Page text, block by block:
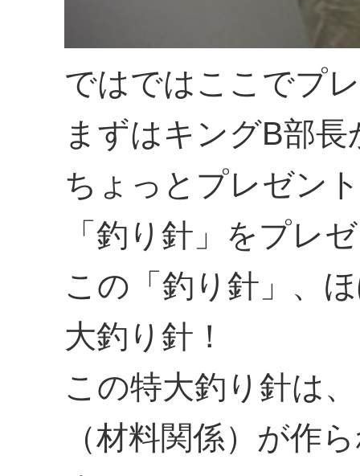
ではではここでプ
まずはキングB部長
ちょっとプレゼン
「釣り針」をプレ
この「釣り針」、
大釣り針！
この特大釣り針は
（材料関係）が作